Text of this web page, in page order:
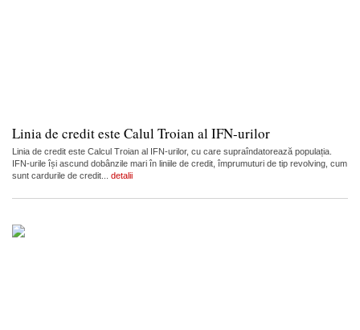
Linia de credit este Calul Troian al IFN-urilor
Linia de credit este Calcul Troian al IFN-urilor, cu care supraîndatorează populația.
IFN-urile își ascund dobânzile mari în liniile de credit, împrumuturi de tip revolving, cum
sunt cardurile de credit... detalii